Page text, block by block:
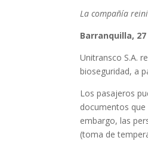
La compañía
Barranquilla,
Unitransco S.A.
bioseguridad, a
Los pasajeros
documentos
embargo, las
(toma de